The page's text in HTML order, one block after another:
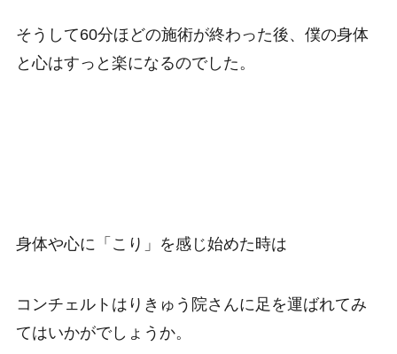
そうして60分ほどの施術が終わった後、僕の身体
と心はすっと楽になるのでした。
身体や心に「こり」を感じ始めた時は
コンチェルトはりきゅう院さんに足を運ばれてみ
てはいかがでしょうか。